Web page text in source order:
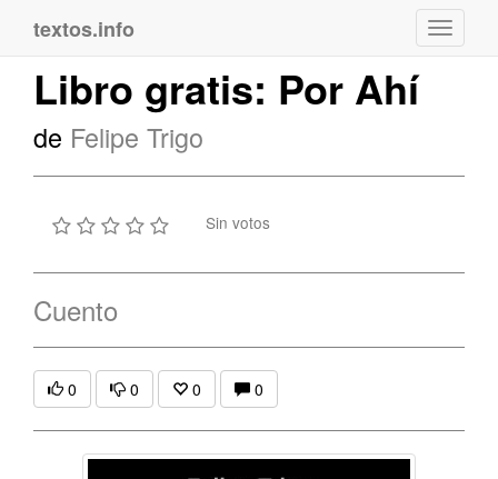
textos.info
Libro gratis: Por Ahí
de Felipe Trigo
Sin votos
Cuento
0 0 0 0